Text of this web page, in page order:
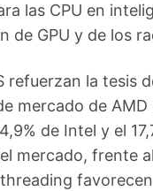
las CPU en
de GPU y de los
la tesis
mercado de AMD
de Intel y el
mercado, frente